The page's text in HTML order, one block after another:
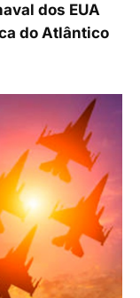
dos EUA
do Atlântico